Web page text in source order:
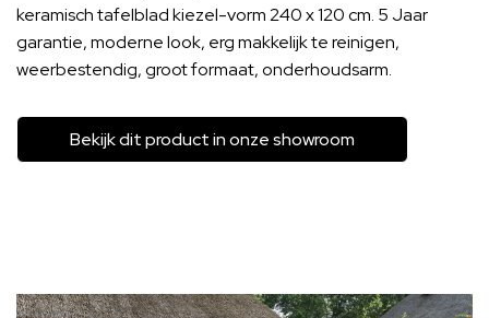
keramisch tafelblad kiezel-vorm 240 x 120 cm. 5 Jaar
garantie, moderne look, erg makkelijk te reinigen,
weerbestendig, groot formaat, onderhoudsarm.
Bekijk dit product in onze showroom